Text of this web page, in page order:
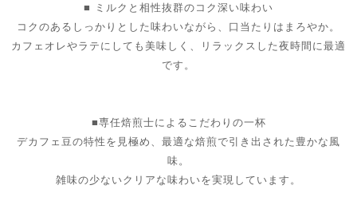
■ ミルクと相性抜群のコク深い味わい
コクのあるしっかりとした味わいながら、口当たりはまろやか。
カフェオレやラテにしても美味しく、リラックスした夜時間に最適
です。
■専任焙煎士によるこだわりの一杯
デカフェ豆の特性を見極め、最適な焙煎で引き出された豊かな風
味。
雑味の少ないクリアな味わいを実現しています。